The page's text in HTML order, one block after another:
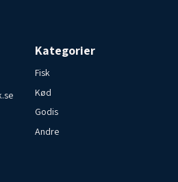
Kategorier
Fisk
Kød
Godis
Andre